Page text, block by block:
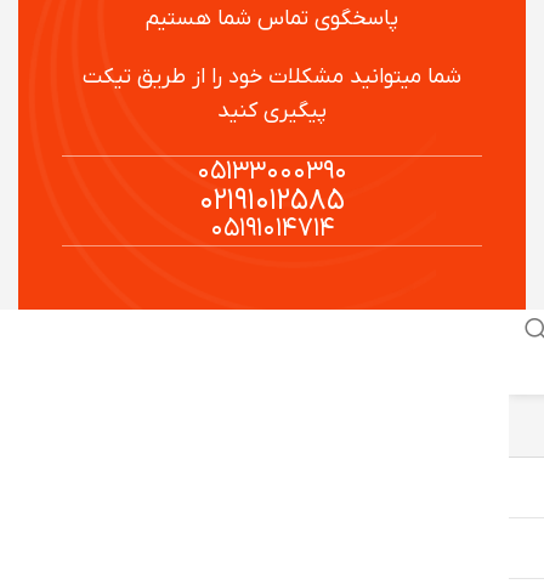
پاسخگوی تماس شما هستیم
شما میتوانید مشکلات خود را از طریق تیکت
پیگیری کنید
۰۵۱۳۳۰۰۰۳۹۰
۰۲۱۹۱۰۱۲۵۸۵
۰۵۱۹۱۰۱۴۷۱۴